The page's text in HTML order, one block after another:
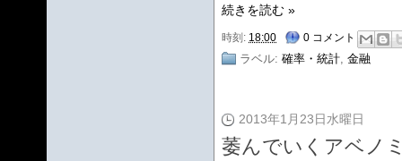
続きを読む »
時刻: 18:00 0 コメント
ラベル: 確率・統計 金融
2013年1月23日水曜日
萎んでいくアベノ